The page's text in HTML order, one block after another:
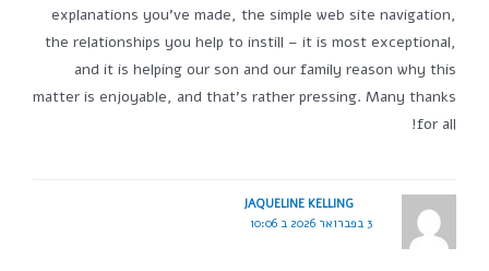
explanations you've made, the simple web site navigation,
the relationships you help to instill – it is most exceptional,
and it is helping our son and our family reason why this
matter is enjoyable, and that's rather pressing. Many thanks
for all!
JAQUELINE KELLING
3 בפברואר 2026 ב 10:06